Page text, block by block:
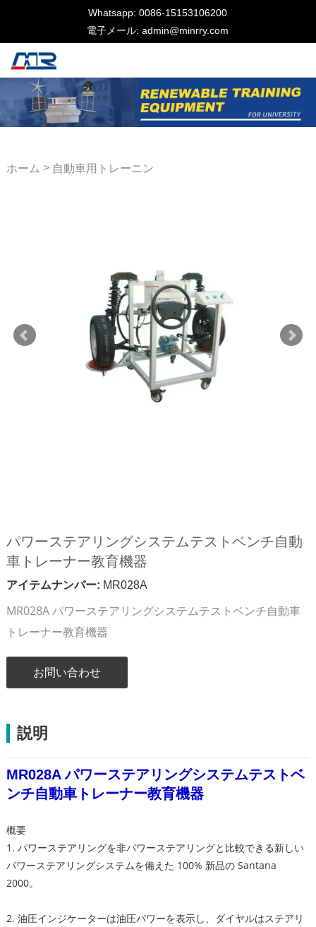
Whatsapp: 0086-15153106200
電子メール: admin@minrry.com
ホーム > 自動車用トレーニン
パワーステアリングシステムテストベンチ自動
車トレーナー教育機器
アイテムナンバー: MR028A
MR028A パワーステアリングシステムテストベンチ自動車
トレーナー教育機器
お問い合わせ
説明
MR028A パワーステアリングシステムテストベ
ンチ自動車トレーナー教育機器
概要
1. パワーステアリングを非パワーステアリングと比較できる新しい
パワーステアリングシステムを備えた 100% 新品の Santana
2000。
2. 油圧インジケーターは油圧パワーを表示し、ダイヤルはステアリ